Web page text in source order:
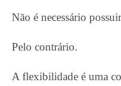
Não é necessário
Pelo contrário.
A flexibilidade é uma